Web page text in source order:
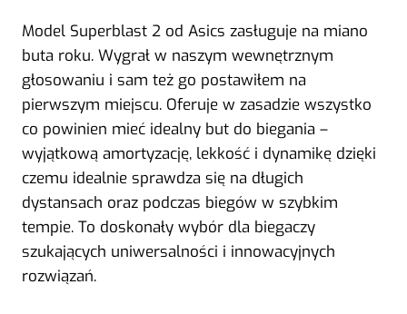
Model Superblast 2 od Asics zasługuje na miano
buta roku. Wygrał w naszym wewnętrznym
głosowaniu i sam też go postawiłem na
pierwszym miejscu. Oferuje w zasadzie wszystko
co powinien mieć idealny but do biegania –
wyjątkową amortyzację, lekkość i dynamikę dzięki
czemu idealnie sprawdza się na długich
dystansach oraz podczas biegów w szybkim
tempie. To doskonały wybór dla biegaczy
szukających uniwersalności i innowacyjnych
rozwiązań.